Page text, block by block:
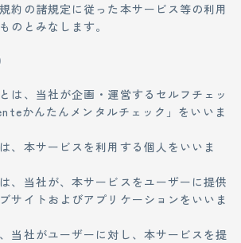
約の諸規定に従った本サービス等の利用
のとみなします。
は、当社が企画・運営するセルフチェッ
かんたんメンタルチェック」をいいま
、本サービスを利用する個人をいいま
は、当社が、本サービスをユーザーに提供
サイトおよびアプリケーションをいいま
、当社がユーザーに対し、本サービスを提